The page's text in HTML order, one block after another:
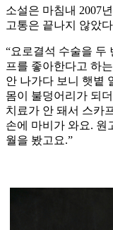
소설은 마침내 2007
고통은 끝나지 않았
“요로결석 수술을 두
프를 좋아한다고 하
안 나가다 보니 햇볕
몸이 불덩어리가 되
치료가 안 돼서 스카
손에 마비가 와요. 원
월을 봤고요.”